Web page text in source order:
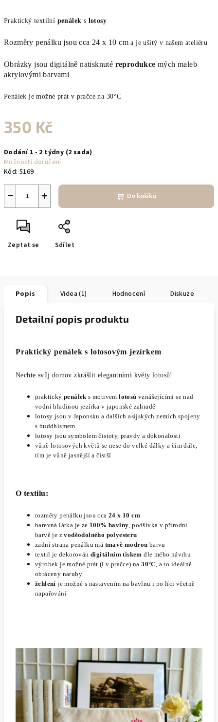
Praktický textilní penálek s lotosy
Rozměry penálku jsou cca 24 x 10 cm a je ušitý v našem ateliéru
Obrázky jsou digitálně natisknuté reprodukce mýchmaleb
akrylovými barvami
Penálekje možné prát v pračce na 30°C
350 Kč
cena:
Dodání 1 - 2 týdny (2 sada)
Možnosti doručení
Kód: 5169
+
− Do košíku
Zeptat se Sdílet
Popis Videa (1) Hodnocení Diskuze
Detailní popis produktu
Praktický penálek s lotosovým jezírkem
Nechte svůj domov zkrášlit elegantními květy lotosů!
praktický penáleksmotivemlotosů vznášejícími se nad
vodní hladinou jezírka v japonské zahradě
lotosy jsou v Japonsku a dalších asijských zemích spojeny
s buddhismem
lotosy jsou symbolem čistoty, pravdy a dokonalosti
vůně lotosových květů se nese do velké dálky a čím dále,
tím je vůně jasnější a čistší
O textilu:
rozměry penálku jsou cca 24 x 10 cm
barevná látka je ze 100% bavlny, podšívka v přírodní
barvě je zvoděodolného polyesteru
zadní strana penálku má tmavě modrou barvu
textil je dekorován digitálním tiskem dle mého návrhu
výrobek je možné prát (i v pračce) na30°C, a to ideálně
obrácený naruby
žehlení je možné s nastavením na bavlnu i po líci včetně
napařování